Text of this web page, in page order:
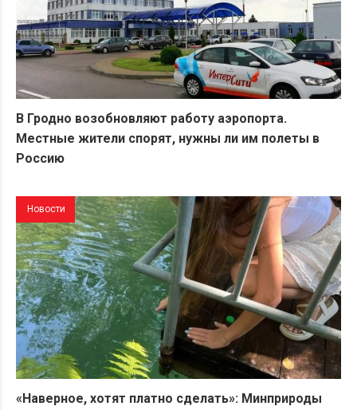
В Гродно возобновляют работу аэропорта.
Местные жители спорят, нужны ли им полеты в
Россию
Новости
«Наверное, хотят платно сделать»: Минприроды